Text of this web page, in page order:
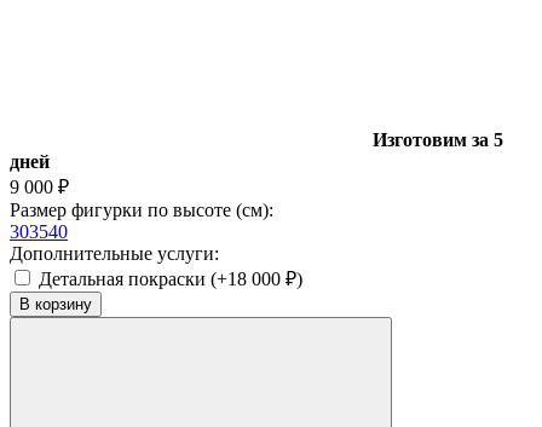
Изготовим за 5
дней
9 000 ₽
Размер фигурки по высоте (см):
303540
Дополнительные услуги:
Детальная покраски (+18 000 ₽)
В корзину